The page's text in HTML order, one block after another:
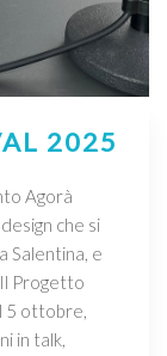
2025
Agorà
che si
Salentina, e
Progetto
5 ottobre,
in talk,